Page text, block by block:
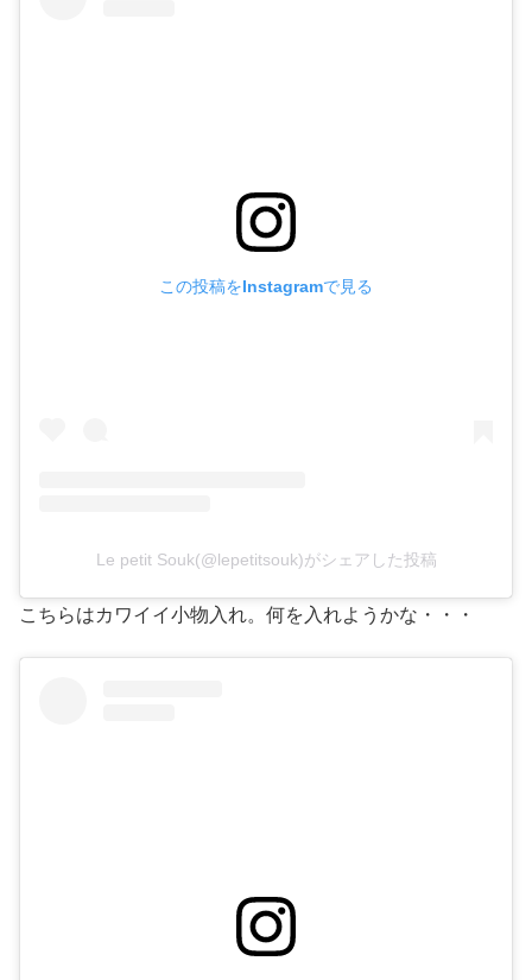
この投稿をInstagramで見る
Le petit Souk(@lepetitsouk)がシェアした投稿
こちらはカワイイ小物入れ。何を入れようかな・・・